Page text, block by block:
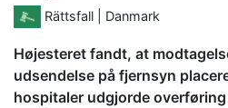
Rättsfall | Danmark
Højesteret fandt, at
udsendelse på fjernsyn
hospitaler udgjorde